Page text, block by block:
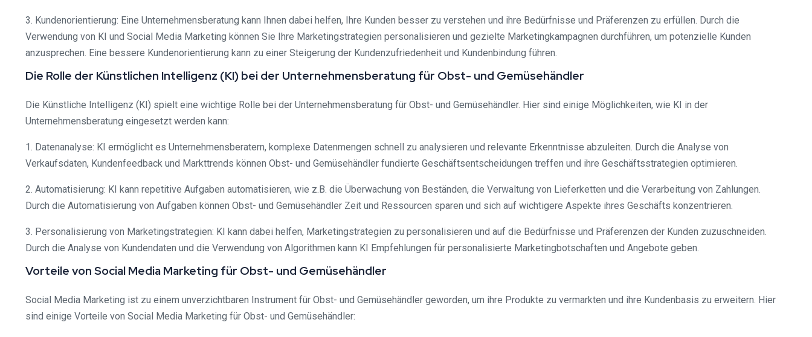
3. Kundenorientierung: Eine Unternehmensberatung kann Ihnen dabei helfen, Ihre Kunden besser zu verstehen und ihre Bedürfnisse und Präferenzen zu erfüllen. Durch die
Verwendung von KI und Social Media Marketing können Sie Ihre Marketingstrategien personalisieren und gezielte Marketingkampagnen durchführen, um potenzielle Kunden
anzusprechen. Eine bessere Kundenorientierung kann zu einer Steigerung der Kundenzufriedenheit und Kundenbindung führen.
Die Rolle der Künstlichen Intelligenz (KI) bei der Unternehmensberatung für Obst- und Gemüsehändler
Die Künstliche Intelligenz (KI) spielt eine wichtige Rolle bei der Unternehmensberatung für Obst- und Gemüsehändler. Hier sind einige Möglichkeiten, wie KI in der
Unternehmensberatung eingesetzt werden kann:
1. Datenanalyse: KI ermöglicht es Unternehmensberatern, komplexe Datenmengen schnell zu analysieren und relevante Erkenntnisse abzuleiten. Durch die Analyse von
Verkaufsdaten, Kundenfeedback und Markttrends können Obst- und Gemüsehändler fundierte Geschäftsentscheidungen treffen und ihre Geschäftsstrategien optimieren.
2. Automatisierung: KI kann repetitive Aufgaben automatisieren, wie z.B. die Überwachung von Beständen, die Verwaltung von Lieferketten und die Verarbeitung von Zahlungen.
Durch die Automatisierung von Aufgaben können Obst- und Gemüsehändler Zeit und Ressourcen sparen und sich auf wichtigere Aspekte ihres Geschäfts konzentrieren.
3. Personalisierung von Marketingstrategien: KI kann dabei helfen, Marketingstrategien zu personalisieren und auf die Bedürfnisse und Präferenzen der Kunden zuzuschneiden.
Durch die Analyse von Kundendaten und die Verwendung von Algorithmen kann KI Empfehlungen für personalisierte Marketingbotschaften und Angebote geben.
Vorteile von Social Media Marketing für Obst- und Gemüsehändler
Social Media Marketing ist zu einem unverzichtbaren Instrument für Obst- und Gemüsehändler geworden, um ihre Produkte zu vermarkten und ihre Kundenbasis zu erweitern. Hier
sind einige Vorteile von Social Media Marketing für Obst- und Gemüsehändler: